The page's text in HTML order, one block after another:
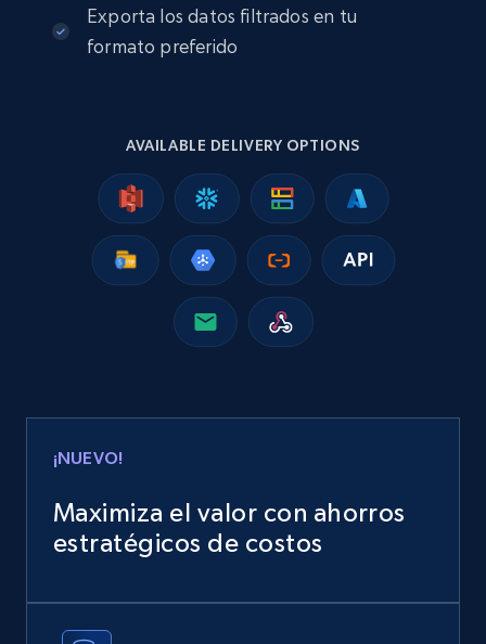
Business
Instagram - Posts
URL, User posted, Description, Hashtags, Num
comments, Date posted, Likes, Photos, and
13.2K+ 1.6K+ Buy Now
Zillow properties listing information
Zpid, City, State, HomeStatus, Address,
IsCurrentSignedInAgentResponsible, Bedrooms,
and more.
Exporta los datos filtrados en tu
formato preferido
AVAILABLE DELIVERY OPTIONS
¡NUEVO!
Maximiza el valor con ahorros
estratégicos de costos